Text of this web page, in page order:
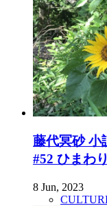
藤代冥砂
#52 ひまわり
8 Jun, 2023